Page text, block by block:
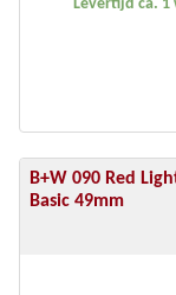
Levertijd ca. 1
B+W 090 Red
Basic 49mm